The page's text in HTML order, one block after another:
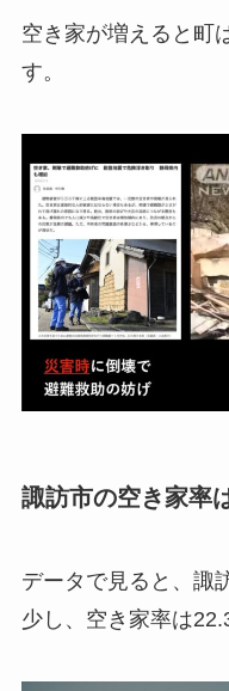
空き家が増えると町
す。
諏訪市の空き家率
データで見ると、諏
少し、空き家率は